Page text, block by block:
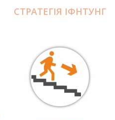
СТРАТЕГІЯ ІФНТУНГ